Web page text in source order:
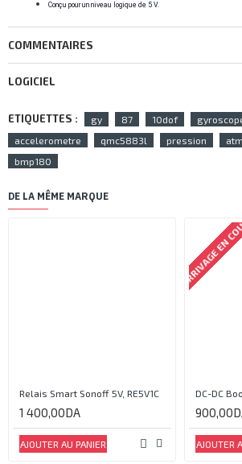
Conçu pour un niveau logique de 5 V.
COMMENTAIRES
LOGICIEL
ETIQUETTES : gy 87 10dof
accelerometre
qmc5883l pression
bmp180
DE LA MÊME MARQUE
Relais Smart Sonoff 5V, RE5V1C
1 400,00DA
AJOUTER AU PANIER
ARRIVAGE
AJOUTER